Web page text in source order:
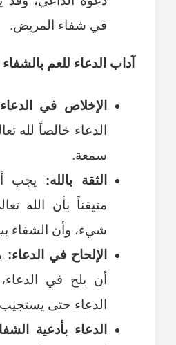
في شفاء المريض.
آداب الدعاء للعم بالشفاء
الإخلاص في
الدعاء خالصاً لله
سمعة.
الثقة بالله: يجب
متيقناً بأن الله
شيء، وأن الشفاء
الإلحاح في الدعاء:
أن يلح في
الدعاء حتى يستجيب
الدعاء بأدعية